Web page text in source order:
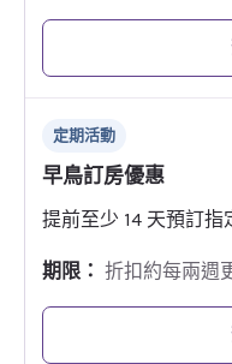
定期活動
早鳥訂房優惠
提前至少 14 天預訂指
期限： 折扣約每兩週